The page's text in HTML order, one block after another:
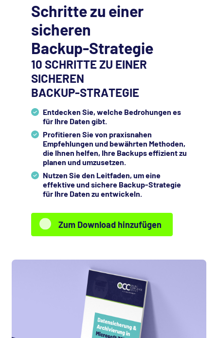
Schritte zu einer
sicheren
Backup-Strategie
10 SCHRITTE ZU EINER
SICHEREN
BACKUP-STRATEGIE
Entdecken Sie, welche Bedrohungen es
für Ihre Daten gibt.
Profitieren Sie von praxisnahen
Empfehlungen und bewährten Methoden,
die Ihnen helfen, Ihre Backups effizient zu
planen und umzusetzen.
Nutzen Sie den Leitfaden, um eine
effektive und sichere Backup-Strategie
für Ihre Daten zu entwickeln.
Zum Download hinzufügen